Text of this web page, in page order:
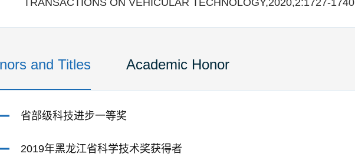
TRANSACTIONS ON VEHICULAR TECHNOLOGY,2020,2:1727-1740
and Titles Academic Honor
省部级科技进步一等奖
2019年黑龙江省科学技术奖获得者